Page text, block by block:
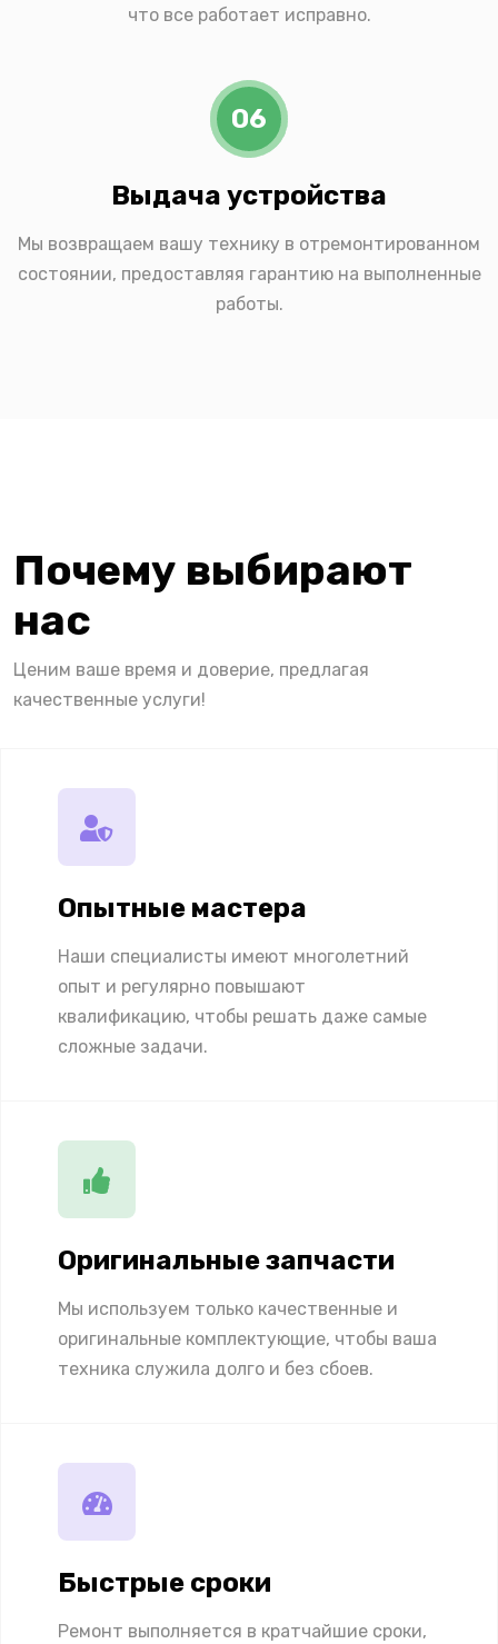
что все работает исправно.
06
Выдача устройства
Мы возвращаем вашу технику в отремонтированном
состоянии, предоставляя гарантию на выполненные
работы.
Почему выбирают
нас
Ценим ваше время и доверие, предлагая
качественные услуги!
Опытные мастера
Наши специалисты имеют многолетний
опыт и регулярно повышают
квалификацию, чтобы решать даже самые
сложные задачи.
Оригинальные запчасти
Мы используем только качественные и
оригинальные комплектующие, чтобы ваша
техника служила долго и без сбоев.
Быстрые сроки
Ремонт выполняется в кратчайшие сроки,